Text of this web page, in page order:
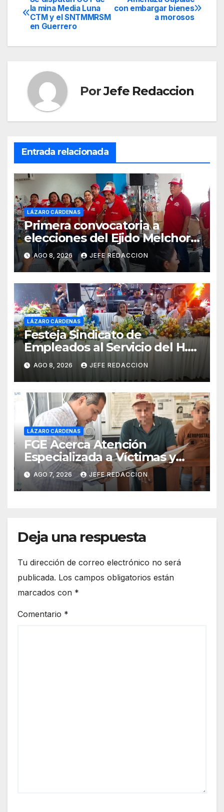
Navegación
de
entradas
con embargar bienes
a morosos
la mina Media Luna
CTM y el SNTMMRSM
en Guerrero
PorJefe Redaccion
Entrada relacionada
LÁZARO CÁRDENAS
Primera convocatoria a
elecciones del Ejido Melchor
Ocampo en Lázaro Cárdenas
el domingo
AGO 8, 2026 JEFE REDACCION
LÁZARO CÁRDENAS
Festeja Sindicato de
Empleados al Servicio del H.
Ayuntamiento de LZC Día del
Empleado Municipal
AGO 8, 2026 JEFE REDACCION
LÁZARO CÁRDENAS
FGE Acerca Atención
Especializada a Víctimas y
Ciudadanía de Coalcomán
AGO 7, 2026 JEFE REDACCION
Deja una respuesta
Tu dirección de correo electrónico no será
publicada. Los campos obligatorios están
marcados con *
Comentario *